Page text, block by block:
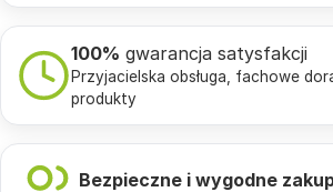
100% gwarancja satysfakcji
Przyjacielska obsługa, fachowe
produkty
Bezpieczne i wygodne